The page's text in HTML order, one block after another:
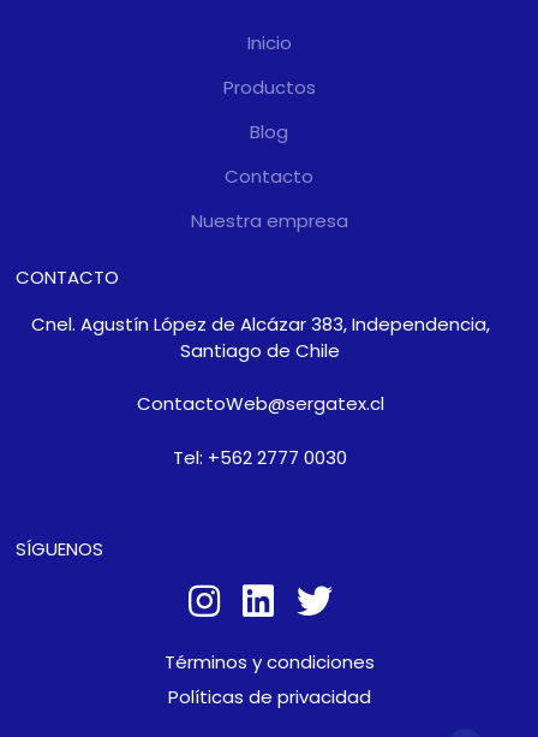
Inicio
Productos
Blog
Contacto
Nuestra empresa
CONTACTO
Cnel. Agustín López de Alcázar 383, Independencia,
Santiago de Chile
ContactoWeb@sergatex.cl
Tel: +562 2777 0030
SÍGUENOS
Términos y condiciones
Políticas de privacidad